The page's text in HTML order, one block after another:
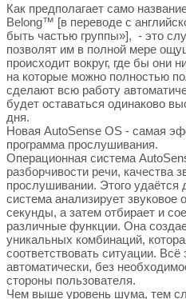
Как предполагает само
Belong™ [в переводе с
быть частью группы»], - это
позволят им в полной мере
происходит вокруг, где бы они
на которые можно полностью
сделают всю работу
будет оставаться одинаково
дня.
Новая AutoSense OS - самая
программа прослушивания.
Операционная система
разборчивости речи, качества
прослушивании. Этого удаётся
система анализирует звуковое
секунды, а затем отбирает и
различные функции. Она
уникальных комбинаций,
соответствовать ситуации. Всё
автоматически, без
стороны пользователя.
Чем выше уровень шума, тем